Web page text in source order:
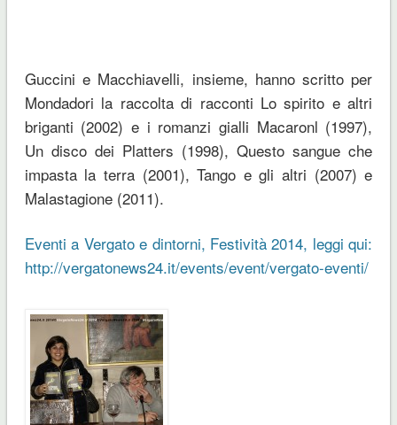
Guccini e Macchiavelli, insieme, hanno scritto per
Mondadori la raccolta di racconti Lo spirito e altri
briganti (2002) e i romanzi gialli Macaronl (1997),
Un disco dei Platters (1998), Questo sangue che
impasta la terra (2001), Tango e gli altri (2007) e
Malastagione (2011).
Eventi a Vergato e dintorni, Festività 2014, leggi qui:
http://vergatonews24.it/events/event/vergato-eventi/